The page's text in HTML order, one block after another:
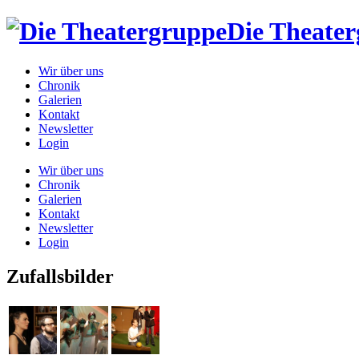
Die
Wir über uns
Chronik
Galerien
Kontakt
Newsletter
Login
Wir über uns
Chronik
Galerien
Kontakt
Newsletter
Login
Zufallsbilder